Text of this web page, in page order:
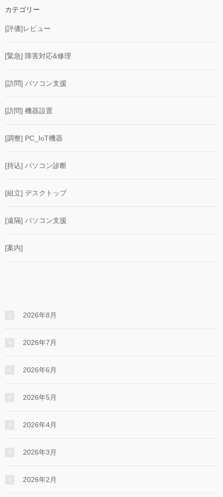
カテゴリー
[評価]レビュー
[緊急] 障害対応&修理
[訪問] パソコン支援
[訪問] 機器設置
[調整] PC_IoT機器
[持込] パソコン診断
[組立] デスクトップ
[遠隔] パソコン支援
[案内]
2026年8月
2026年7月
2026年6月
2026年5月
2026年4月
2026年3月
2026年2月